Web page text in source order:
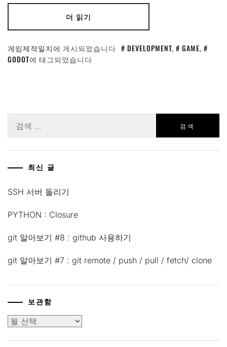
더 읽기
게임제작일지에 게시되었습니다 DEVELOPMENT, GAME,
GODOT에 태그되었습니다
색:
최신 글
SSH 서버 돌리기
PYTHON : Closure
git 알아보기 #8 : github 사용하기
git 알아보기 #7 : git remote / push / pull / fetch/ clone
보관함
보